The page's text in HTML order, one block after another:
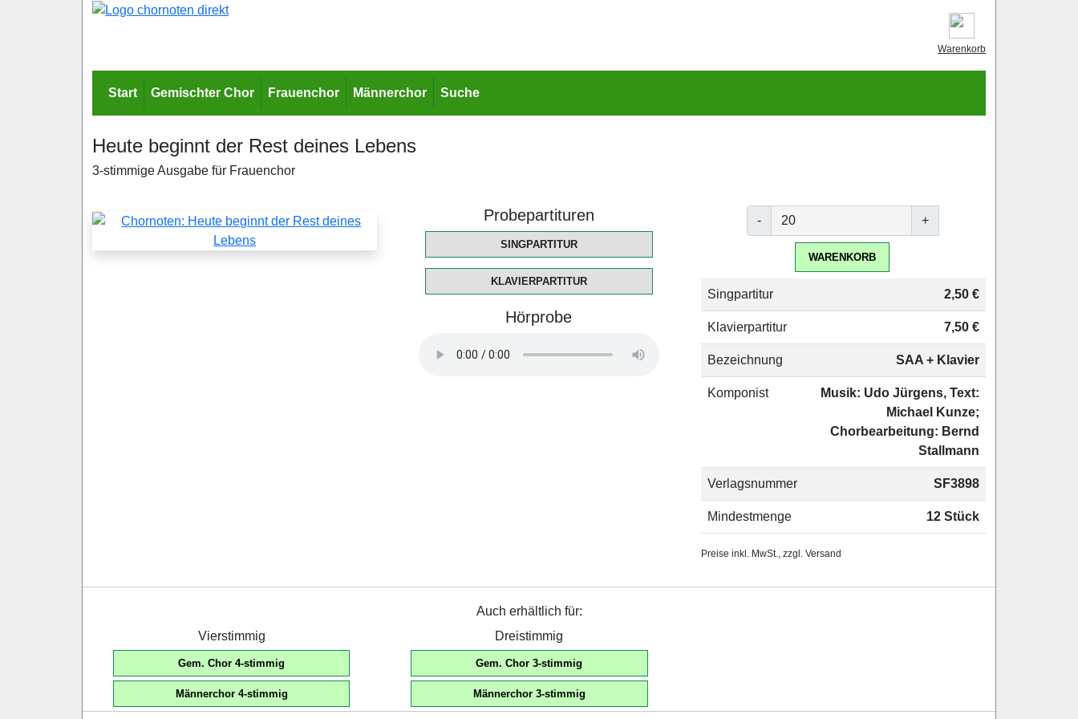
Warenkorb
Start Gemischter Chor Frauenchor Männerchor Suche
Heute beginnt der Rest deines Lebens
3-stimmige Ausgabe für Frauenchor
Probepartituren
SINGPARTITUR
KLAVIERPARTITUR
Hörprobe
- +
WARENKORB
Singpartitur 2,50 €
Klavierpartitur 7,50 €
Bezeichnung SAA + Klavier
Komponist
Musik: Udo Jürgens, Text:
Michael Kunze;
Chorbearbeitung: Bernd
Stallmann
Verlagsnummer SF3898
Mindestmenge 12 Stück
Preise inkl. MwSt., zzgl. Versand
Auch erhältlich für:
Vierstimmig
Gem. Chor 4-stimmig
Männerchor 4-stimmig
Dreistimmig
Gem. Chor 3-stimmig
Männerchor 3-stimmig